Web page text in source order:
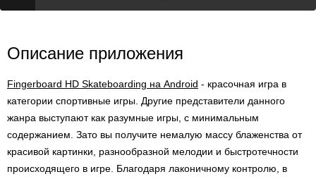
Описание приложения
Fingerboard HD Skateboarding на Android - красочная игра в
категории спортивные игры. Другие представители данного
жанра выступают как разумные игры, с минимальным
содержанием. Зато вы получите немалую массу блаженства от
красивой картинки, разнообразной мелодии и быстротечности
происходящего в игре. Благодаря лаконичному контролю, в